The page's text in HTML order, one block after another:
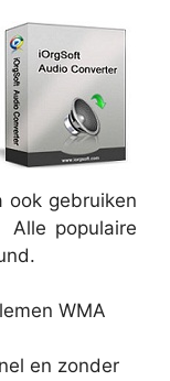
ook gebruiken
Alle populaire
WMA
en zonder